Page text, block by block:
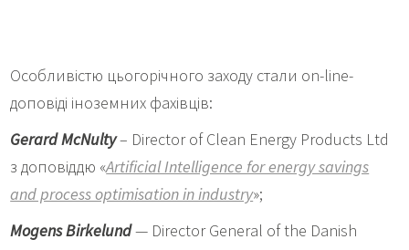
Особливістю цьогорічного заходу стали on-line-
доповіді іноземних фахівців:
Gerard McNulty– Director of Clean Energy Products Ltd
з доповіддю «Artificial Intelligence for energy savings
and process optimisation in industry»;
Mogens Birkelund— Director General of the Danish